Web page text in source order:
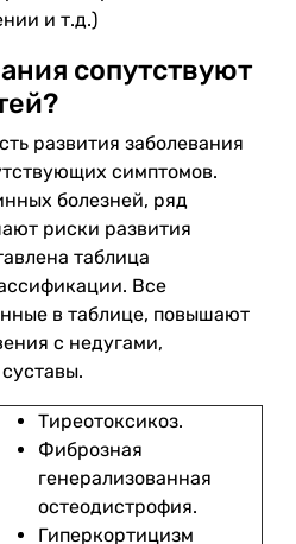
и т.д.)
сопутствуют
развития заболевания
симптомов.
болезней, ряд
риски развития
таблица
Все
в таблице, повышают
с недугами,
Тиреотоксикоз.
Фиброзная
генерализованная
остеодистрофия.
Гиперкортицизм